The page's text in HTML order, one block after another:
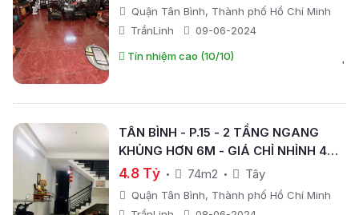
Quận Tân Bình, Thành phố Hồ Chí Minh
TrầnLinh
09-06-2024
Tín nhiệm cao (10/10)
TÂN BÌNH - P.15 - 2 TẦNG NGANG
KHỦNG HƠN 6M - GIÁ CHỈ NHỈNH 4TỶ
.- 74M2 -
4.8 Tỷ 74m2 Tây
Quận Tân Bình, Thành phố Hồ Chí Minh